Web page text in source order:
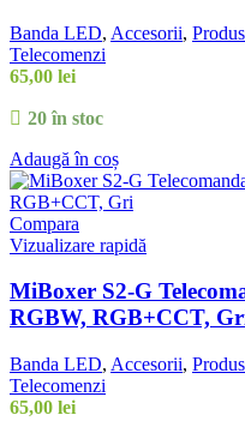
Banda LED, Accesorii,
Telecomenzi
65,00 lei
20 în stoc
Adaugă în coș
Compara
Vizualizare rapidă
MiBoxer S2-G
RGBW, RGB+CCT,
Banda LED, Accesorii,
Telecomenzi
65,00 lei